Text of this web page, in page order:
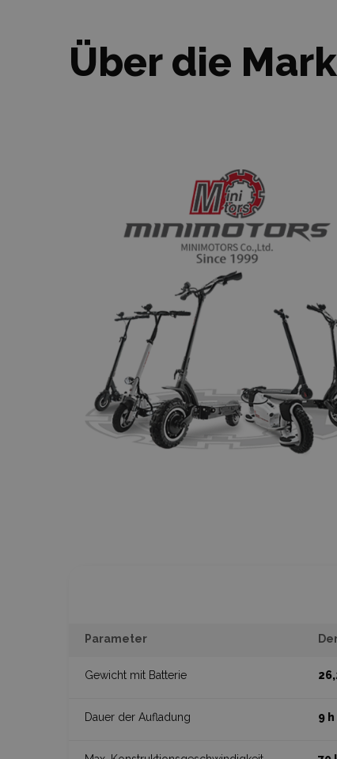
Über die
Parameter
Gewicht mit Batterie
Dauer der Aufladung 9 h